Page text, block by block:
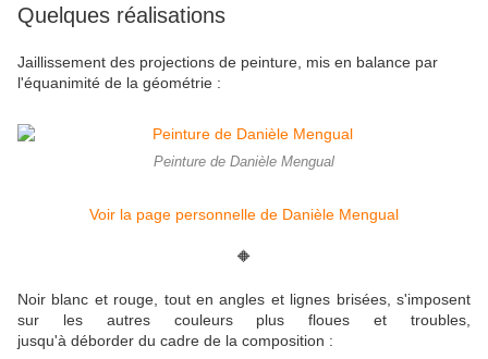
Quelques réalisations
Jaillissement des projections de peinture, mis en balance par
l'équanimité de la géométrie :
Peinture de Danièle Mengual
Voir la page personnelle de Danièle Mengual
🔶
Noir blanc et rouge, tout en angles et lignes brisées, s'imposent
sur les autres couleurs plus floues et troubles,
jusqu'à déborder du cadre de la composition :